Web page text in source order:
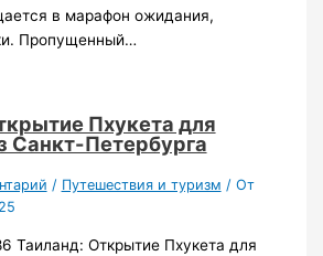
в марафон ожидания,
Пропущенный…
Пхукета для
Санкт-Петербурга
/ Путешествия и туризм / От
Таиланд: Открытие Пхукета для